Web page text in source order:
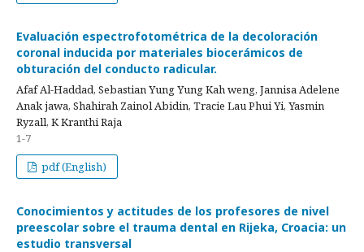
Evaluación espectrofotométrica de la decoloración
coronal inducida por materiales biocerámicos de
obturación del conducto radicular.
Afaf Al-Haddad, Sebastian Yung Yung Kah weng, Jannisa Adelene
Anak jawa, Shahirah Zainol Abidin, Tracie Lau Phui Yi, Yasmin
Ryzall, K Kranthi Raja
1-7
pdf (English)
Conocimientos y actitudes de los profesores de nivel
preescolar sobre el trauma dental en Rijeka, Croacia: un
estudio transversal